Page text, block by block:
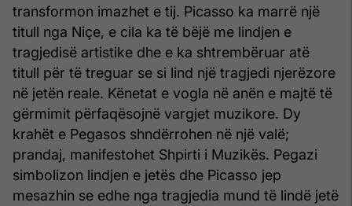
transformon imazhet e tij. Picasso ka marrë një
titull nga Niçe, e cila ka të bëjë me lindjen e
tragjedisë artistike dhe e ka shtrembëruar atë
titull për të treguar se si lind një tragjedi njerëzore
në jetën reale. Kënetat e vogla në anën e majtë të
gërmimit përfaqësojnë vargjet muzikore. Dy
krahët e Pegasos shndërrohen në një valë;
prandaj, manifestohet Shpirti i Muzikës. Pegazi
simbolizon lindjen e jetës dhe Picasso jep
mesazhin se edhe nga tragjedia mund të lindë jetë